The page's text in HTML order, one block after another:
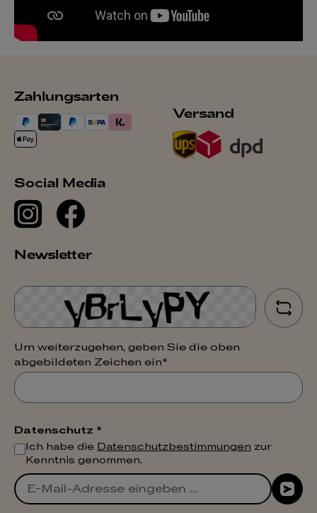
Zahlungsarten
Versand
Social Media
Newsletter
Um weiterzugehen, geben Sie die oben
abgebildeten Zeichen ein*
Datenschutz *
Ich habe die Datenschutzbestimmungen zur
Kenntnis genommen.